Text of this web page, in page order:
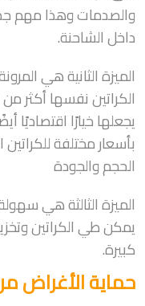
والصدمات وهذا مهم
داخل الشاحنة.
الميزة الثانية هي
الكراتين نفسها أكثر
يجعلها خيارًا اقتصاديًا
بأسعار مختلفة
الحجم والجودة
الميزة الثالثة هي
يمكن طي الكراتين
كبيرة.
حماية الأغراض